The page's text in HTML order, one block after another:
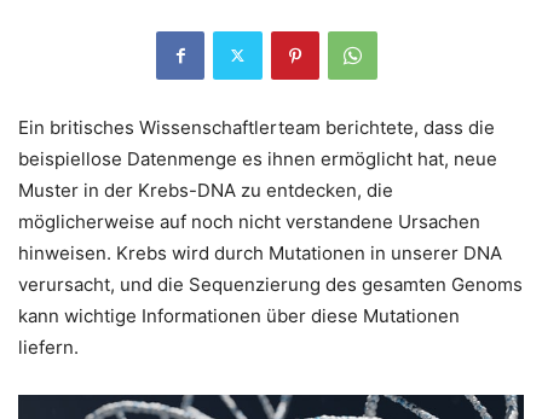
Ein britisches Wissenschaftlerteam berichtete, dass die
beispiellose Datenmenge es ihnen ermöglicht hat, neue
Muster in der Krebs-DNA zu entdecken, die
möglicherweise auf noch nicht verstandene Ursachen
hinweisen. Krebs wird durch Mutationen in unserer DNA
verursacht, und die Sequenzierung des gesamten Genoms
kann wichtige Informationen über diese Mutationen
liefern.